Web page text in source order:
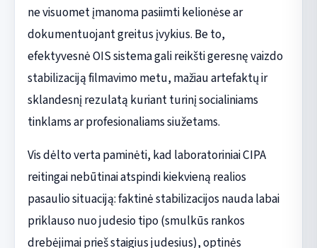
ne visuomet įmanoma pasiimti kelionėse ar
dokumentuojant greitus įvykius. Be to,
efektyvesnė OIS sistema gali reikšti geresnę vaizdo
stabilizaciją filmavimo metu, mažiau artefaktų ir
sklandesnį rezulatą kuriant turinį socialiniams
tinklams ar profesionaliams siužetams.
Vis dėlto verta paminėti, kad laboratoriniai CIPA
reitingai nebūtinai atspindi kiekvieną realios
pasaulio situaciją: faktinė stabilizacijos nauda labai
priklauso nuo judesio tipo (smulkūs rankos
drebėjimai prieš staigius judesius), optinės